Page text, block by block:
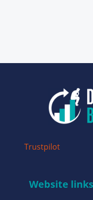
Trustpilot
Website links